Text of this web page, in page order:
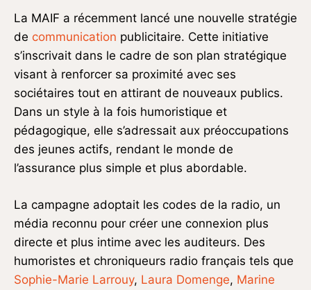
La MAIF a récemment lancé une nouvelle stratégie
de communication publicitaire. Cette initiative
s’inscrivait dans le cadre de son plan stratégique
visant à renforcer sa proximité avec ses
sociétaires tout en attirant de nouveaux publics.
Dans un style à la fois humoristique et
pédagogique, elle s’adressait aux préoccupations
des jeunes actifs, rendant le monde de
l’assurance plus simple et plus abordable.
La campagne adoptait les codes de la radio, un
média reconnu pour créer une connexion plus
directe et plus intime avec les auditeurs. Des
humoristes et chroniqueurs radio français tels que
Sophie-Marie Larrouy, Laura Domenge, Marine